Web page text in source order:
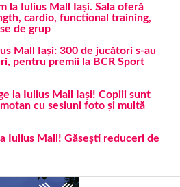
la Iulius Mall Iași. Sala oferă
cardio, functional training,
de grup
Mall Iași: 300 de jucători s-au
pentru premii la BCR Sport
la Iulius Mall Iași! Copiii sunt
cu sesiuni foto și multă
Iulius Mall! Găsești reduceri de